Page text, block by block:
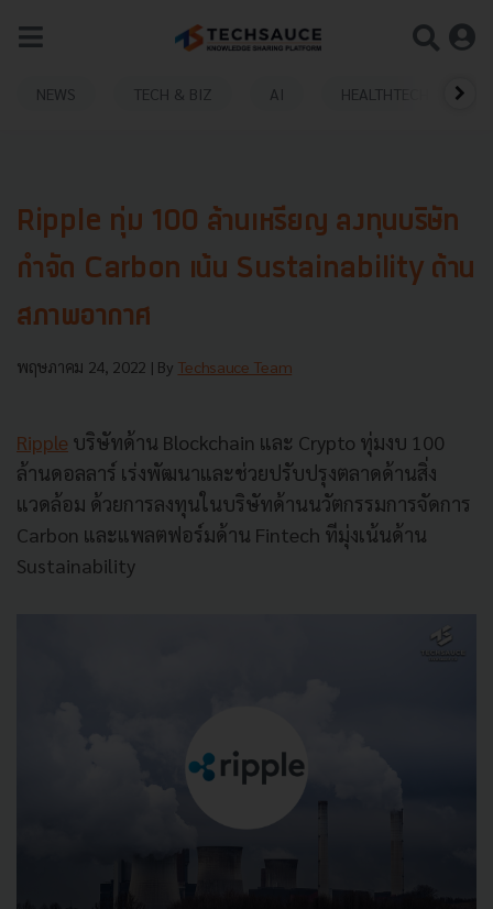
NEWS TECH & BIZ AI HEALTHTECH
Ripple ทุ่ม 100 ล้านเหรียญ ลงทุนบริษัท
กำจัด Carbon เน้น Sustainability ด้าน
สภาพอากาศ
พฤษภาคม 24, 2022 | By Techsauce Team
Ripple บริษัทด้าน Blockchain และ Crypto ทุ่มงบ 100
ล้านดอลลาร์ เร่งพัฒนาและช่วยปรับปรุงตลาดด้านสิ่ง
แวดล้อม ด้วยการลงทุนในบริษัทด้านนวัตกรรมการจัดการ
Carbon และแพลตฟอร์มด้าน Fintech ทีมุ่งเน้นด้าน
Sustainability